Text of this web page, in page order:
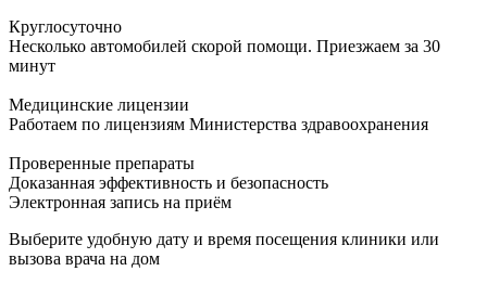
Круглосуточно
Несколько автомобилей скорой помощи. Приезжаем за 30
минут
Медицинские лицензии
Работаем по лицензиям Министерства здравоохранения
Проверенные препараты
Доказанная эффективность и безопасность
Электронная запись на приём
Выберите удобную дату и время посещения клиники или
вызова врача на дом